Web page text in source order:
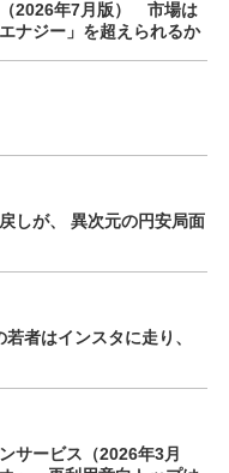
2026年7月版） 市場は
ナジー」を超えられるか
しが、 異次元の円安局面
者はインスタに走り、
サービス（2026年3月